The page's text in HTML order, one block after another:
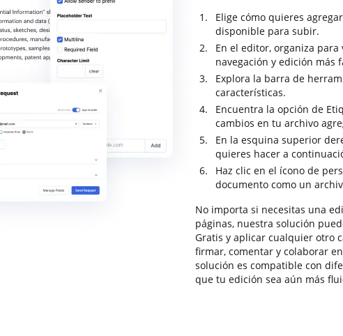
Elige cómo quieres
disponible para subir.
En el editor, organiza
navegación y edición más
Explora la barra de
características.
Encuentra la opción de
cambios en tu archivo
En la esquina superior
quieres hacer a
Haz clic en el ícono de
documento como un
No importa si necesitas una
páginas, nuestra solución
Gratis y aplicar cualquier otro
firmar, comentar y colaborar
solución es compatible con
que tu edición sea aún más